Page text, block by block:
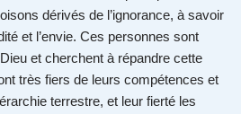
dérivés de l’ignorance, à savoir
et l’envie. Ces personnes sont
et cherchent à répandre cette
très fiers de leurs compétences et
terrestre, et leur fierté les